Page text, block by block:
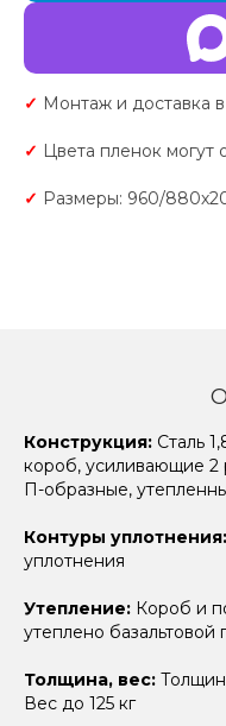
✓ Монтаж и доставка в
✓ Цвета пленок могут
✓ Размеры: 960/
Конструкция: Сталь
короб, усиливающие 2
П-образные,
Контуры
уплотнения
Утепление: Короб и
утеплено базальтовой
Толщина, вес:
Вес до 125 кг